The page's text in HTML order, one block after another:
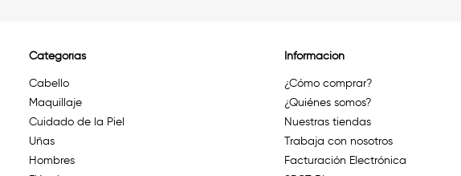
Categorías
Cabello
Maquillaje
Cuidado de la Piel
Uñas
Hombres
Información
¿Cómo comprar?
¿Quiénes somos?
Nuestras tiendas
Trabaja con nosotros
Facturación Electrónica